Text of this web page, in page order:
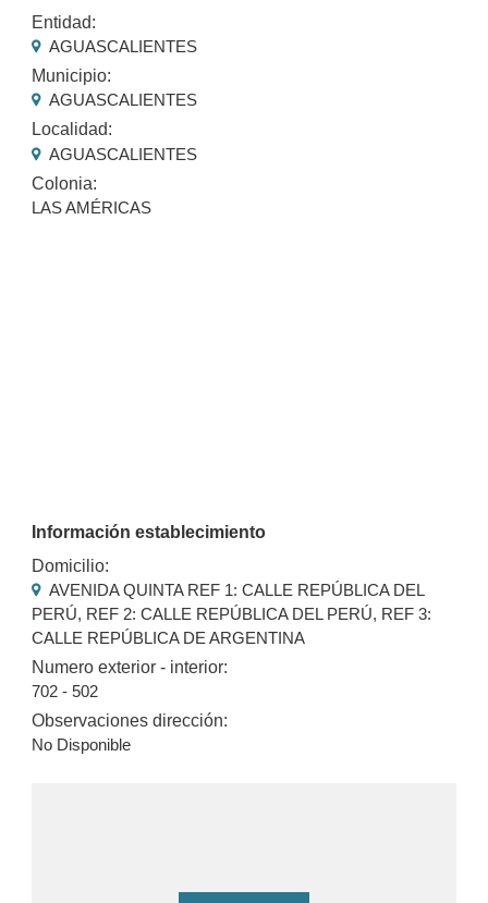
Entidad:
AGUASCALIENTES
Municipio:
AGUASCALIENTES
Localidad:
AGUASCALIENTES
Colonia:
LAS AMÉRICAS
Información establecimiento
Domicilio:
AVENIDA QUINTA REF 1: CALLE REPÚBLICA DEL
PERÚ, REF 2: CALLE REPÚBLICA DEL PERÚ, REF 3:
CALLE REPÚBLICA DE ARGENTINA
Numero exterior - interior:
702 - 502
Observaciones dirección:
No Disponible